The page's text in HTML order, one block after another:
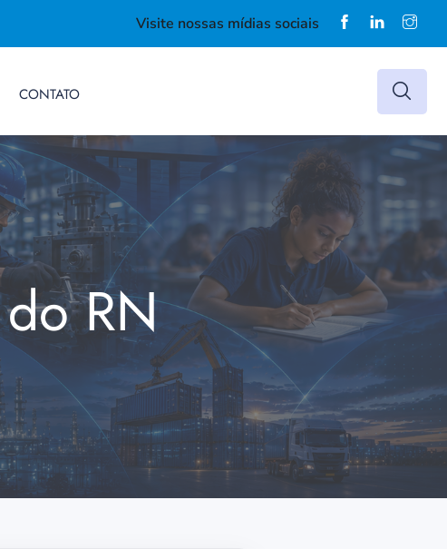
Visite nossas mídias sociais
CONTATO
RN